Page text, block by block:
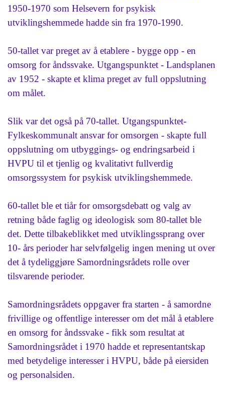
1950-1970 som Helsevern for psykisk
utviklingshemmede hadde sin fra 1970-1990.
50-tallet var preget av å etablere - bygge opp - en
omsorg for åndssvake. Utgangspunktet - Landsplanen
av 1952 - skapte et klima preget av full oppslutning
om målet.
Slik var det også på 70-tallet. Utgangspunktet-
Fylkeskommunalt ansvar for omsorgen - skapte full
oppslutning om utbyggings- og endringsarbeid i
HVPU til et tjenlig og kvalitativt fullverdig
omsorgssystem for psykisk utviklingshemmede.
60-tallet ble et tiår for omsorgsdebatt og valg av
retning både faglig og ideologisk som 80-tallet ble
det. Dette tilbakeblikket med utviklingssprang over
10- års perioder har selvfølgelig ingen mening ut over
det å tydeliggjøre Samordningsrådets rolle over
tilsvarende perioder.
Samordningsrådets oppgaver fra starten - å samordne
frivillige og offentlige interesser om det mål å etablere
en omsorg for åndssvake - fikk som resultat at
Samordningsrådet i 1970 hadde et representantskap
med betydelige interesser i HVPU, både på eiersiden
og personalsiden.